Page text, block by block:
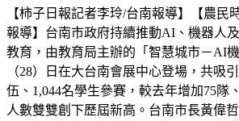
【柿子日報記者李玲/台南報導】【農民
報導】台南市政府持續推動AI、機器人
教育，由教育局主辦的「智慧城市－AI
（28）日在大台南會展中心登場，共吸
伍、1,044名學生參賽，較去年增加75隊
人數雙雙創下歷屆新高。台南市長黃偉